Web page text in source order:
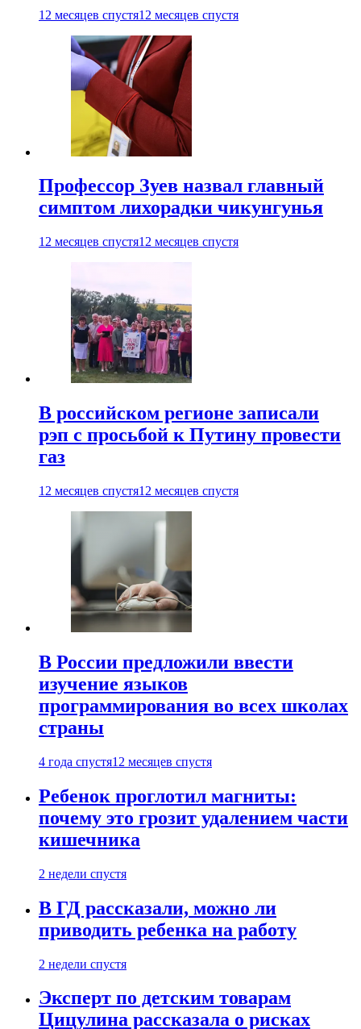
12 месяцев спустя12 месяцев спустя
Профессор Зуев назвал главный
симптом лихорадки чикунгунья
12 месяцев спустя12 месяцев спустя
В российском регионе записали
рэп с просьбой к Путину провести
газ
12 месяцев спустя12 месяцев спустя
В России предложили ввести
изучение языков
программирования во всех школах
страны
4 года спустя12 месяцев спустя
Ребенок проглотил магниты:
почему это грозит удалением части
кишечника
2 недели спустя
В ГД рассказали, можно ли
приводить ребенка на работу
2 недели спустя
Эксперт по детским товарам
Цицулина рассказала о рисках